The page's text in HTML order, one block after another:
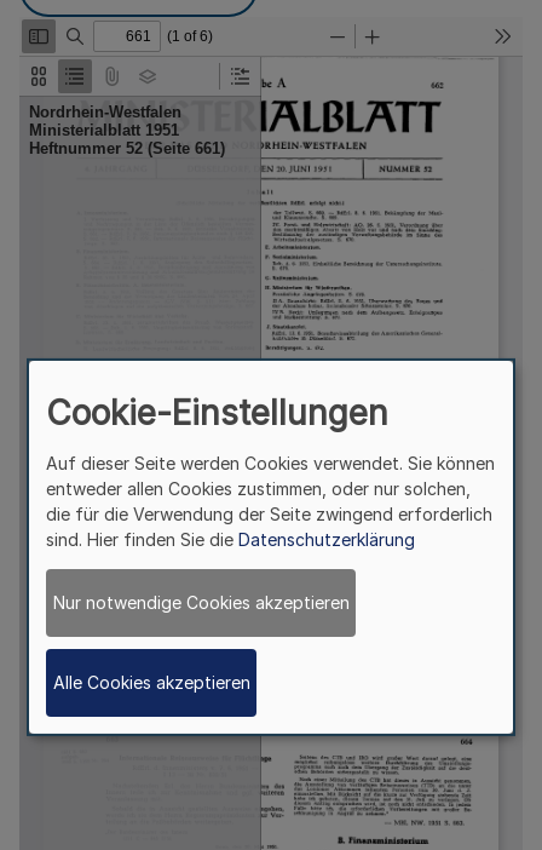
Cookie-Einstellungen
Auf dieser Seite werden Cookies verwendet. Sie können
entweder allen Cookies zustimmen, oder nur solchen,
die für die Verwendung der Seite zwingend erforderlich
sind. Hier finden Sie die Datenschutzerklärung
Nur notwendige Cookies akzeptieren
Alle Cookies akzeptieren